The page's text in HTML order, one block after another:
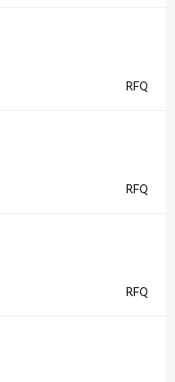
RFQ
RFQ
RFQ